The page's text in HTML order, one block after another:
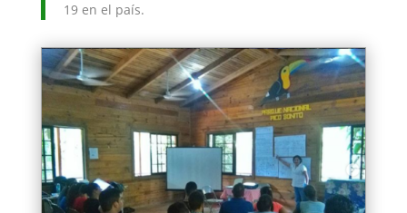
19 en el país.